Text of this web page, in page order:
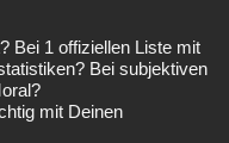
Bei 1 offiziellen Liste mit
Bei subjektiven
mit Deinen